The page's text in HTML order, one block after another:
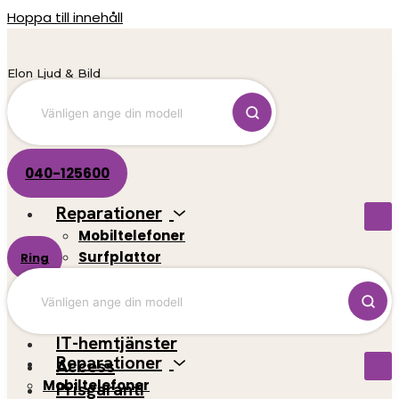
Hoppa till innehåll
Elon Ljud & Bild
040-125600
Reparationer
Mobiltelefoner
Surfplattor
Datorer
IT-hemtjänster
Access
Prisgaranti
Ring
Reparationer
Mobiltelefoner